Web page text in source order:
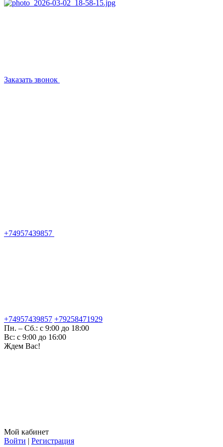
Заказать звонок
+74957439857
+74957439857 +79258471929
Пн. – Сб.: с 9:00 до 18:00
Вс: с 9:00 до 16:00
Ждем Вас!
Мой кабинет
Войти | Регистрация